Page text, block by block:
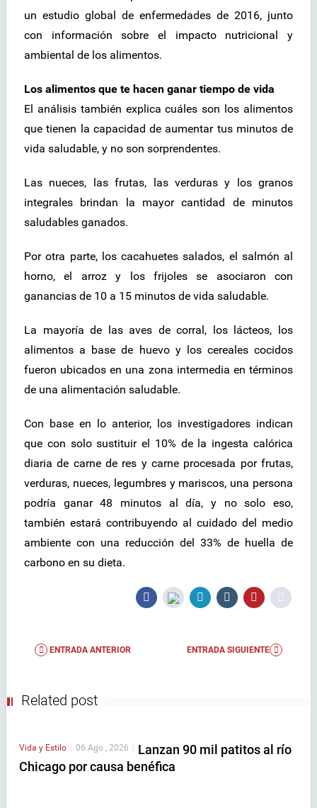
un estudio global de enfermedades de 2016, junto
con información sobre el impacto nutricional y
ambiental de los alimentos.
Los alimentos que te hacen ganar tiempo de vida
El análisis también explica cuáles son los alimentos
que tienen la capacidad de aumentar tus minutos de
vida saludable, y no son sorprendentes.
Las nueces, las frutas, las verduras y los granos
integrales brindan la mayor cantidad de minutos
saludables ganados.
Por otra parte, los cacahuetes salados, el salmón al
horno, el arroz y los frijoles se asociaron con
ganancias de 10 a 15 minutos de vida saludable.
La mayoría de las aves de corral, los lácteos, los
alimentos a base de huevo y los cereales cocidos
fueron ubicados en una zona intermedia en términos
de una alimentación saludable.
Con base en lo anterior, los investigadores indican
que con solo sustituir el 10% de la ingesta calórica
diaria de carne de res y carne procesada por frutas,
verduras, nueces, legumbres y mariscos, una persona
podría ganar 48 minutos al día, y no solo eso,
también estará contribuyendo al cuidado del medio
ambiente con una reducción del 33% de huella de
carbono en su dieta.
ENTRADA ANTERIOR ENTRADA SIGUIENTE
Related post
Vida y Estilo 06 Ago , 2026
Lanzan 90 mil patitos al río
Chicago por causa benéfica